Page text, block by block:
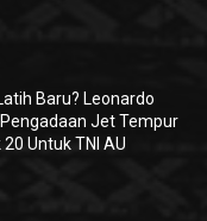
Baru? Leonardo
Jet Tempur
Untuk TNI AU